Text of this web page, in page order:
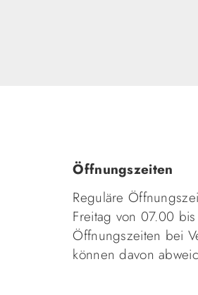
Öffnungszeiten
Reguläre
Freitag von 07.00
Öffnungszeiten bei
können davon